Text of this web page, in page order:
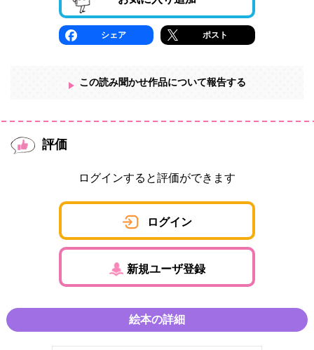
シェア ポスト
この読み聞かせ作品について報告する
評価
ログインすると評価ができます
ログイン
新規ユーザ登録
絵本の詳細